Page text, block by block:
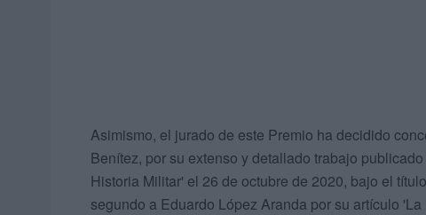
Asimismo, el jurado de este Premio ha decidido
Benítez, por su extenso y detallado trabajo
Historia Militar' el 26 de octubre de 2020, bajo el
segundo a Eduardo López Aranda por su artículo